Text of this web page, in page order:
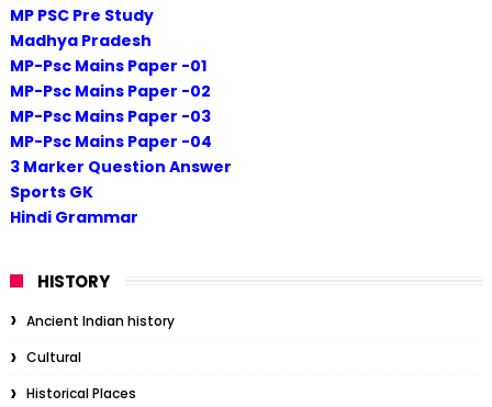
MP PSC Pre Study
Madhya Pradesh
MP-Psc Mains Paper -01
MP-Psc Mains Paper -02
MP-Psc Mains Paper -03
MP-Psc Mains Paper -04
3 Marker Question Answer
Sports GK
Hindi Grammar
HISTORY
Ancient Indian history
Cultural
Historical Places